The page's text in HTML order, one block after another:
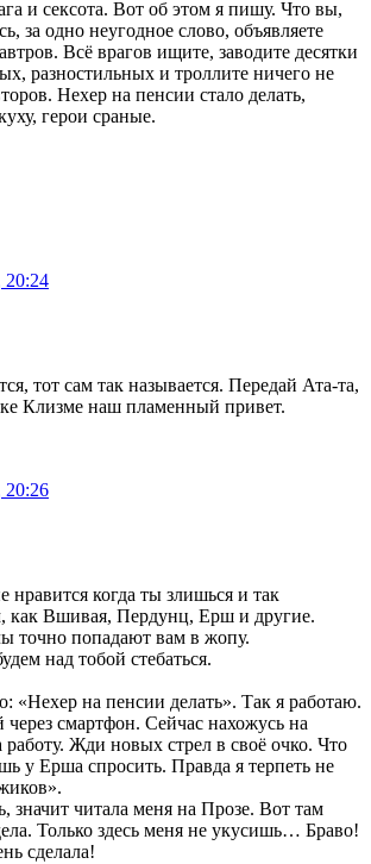
и сексота. Вот об этом я пишу. Что вы,
за одно неугодное слово, объявляете
Всё врагов ищите, заводите десятки
разностильных и троллите ничего не
Нехер на пенсии стало делать,
герои сраные.
20:24
тот сам так называется. Передай Ата-та,
Клизме наш пламенный привет.
20:26
нравится когда ты злишься и так
как Вшивая, Пердунц, Ерш и другие.
точно попадают вам в жопу.
над тобой стебаться.
«Нехер на пенсии делать». Так я работаю.
смартфон. Сейчас нахожусь на
работу. Жди новых стрел в своё очко. Что
у Ерша спросить. Правда я терпеть не
значит читала меня на Прозе. Вот там
Только здесь меня не укусишь… Браво!
сделала!